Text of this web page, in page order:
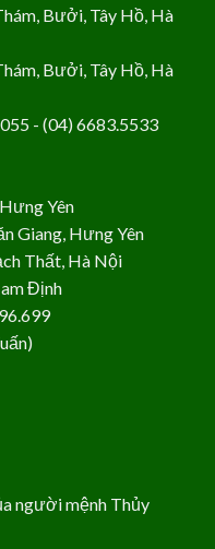
Bưởi, Tây Hồ, Hà
Bưởi, Tây Hồ, Hà
- (04) 6683.5533
Yên
Giang, Hưng Yên
Thất, Hà Nội
Định
người mệnh Thủy